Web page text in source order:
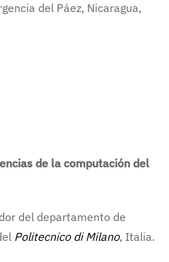
del Páez, Nicaragua,
de la computación del
del departamento de
Politecnico di Milano, Italia.